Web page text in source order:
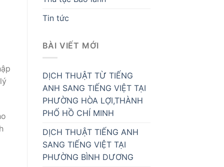
Tin tức
BÀI VIẾT MỚI
DỊCH THUẬT TỪ TIẾNG
ANH SANG TIẾNG VIỆT TẠI
PHƯỜNG HÒA LỢI,THÀNH
PHỐ HỒ CHÍ MINH
DỊCH THUẬT TIẾNG ANH
SANG TIẾNG VIỆT TẠI
PHƯỜNG BÌNH DƯƠNG